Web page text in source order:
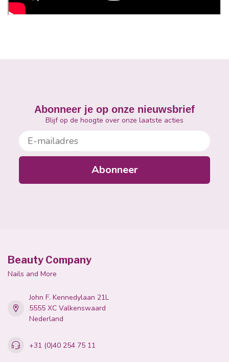
Abonneer je op onze nieuwsbrief
Blijf op de hoogte over onze laatste acties
E-mailadres
Abonneer
Beauty Company
Nails and More
John F. Kennedylaan 21L
5555 XC Valkenswaard
Nederland
+31 (0)40 254 75 11